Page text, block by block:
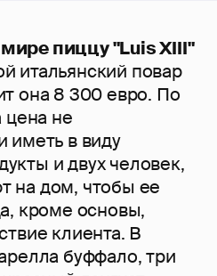
пиццу "Luis XIII"
итальянский повар
она 8 300 евро. По
цена не
иметь в виду
и двух человек,
на дом, чтобы ее
кроме основы,
клиента. В
буффало, три